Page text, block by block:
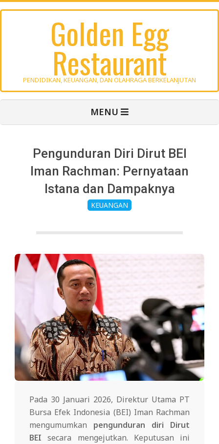
Skip
Golden Egg
Restaurant
PENDIDIKAN, KEUANGAN, DAN OLAHRAGA BERKELANJUTAN
MENU
Pengunduran Diri Dirut BEI
Iman Rachman: Pernyataan
Istana dan Dampaknya
KEUANGAN
Pada 30 Januari 2026, Direktur Utama PT
Bursa Efek Indonesia (BEI) Iman Rachman
mengumumkan pengunduran diri Dirut
BEI secara mengejutkan. Keputusan ini